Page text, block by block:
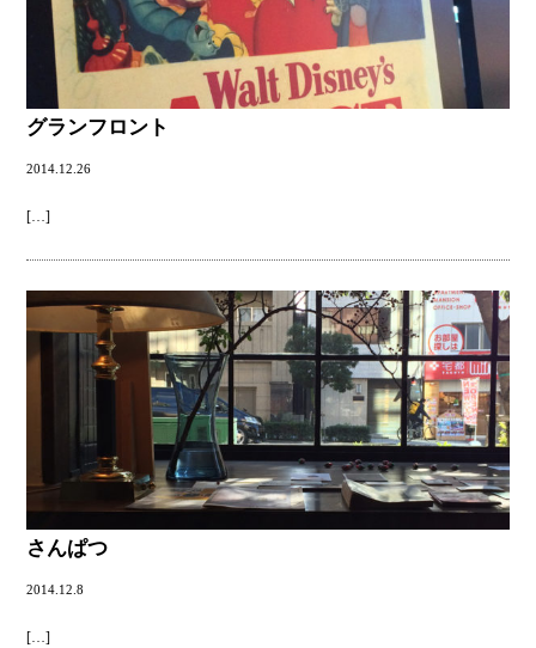
グランフロント
2014.12.26
[…]
さんぱつ
2014.12.8
[…]